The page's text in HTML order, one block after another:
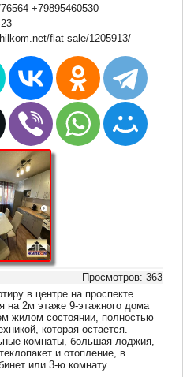
+79895460530
flat-sale/1205913/
Просмотров: 363
в центре на проспекте
на 2м этаже 9-этажного дома
жилом состоянии, полностью
которая остается.
комнаты, большая лоджия,
и отопление, в
или 3-ю комнату.